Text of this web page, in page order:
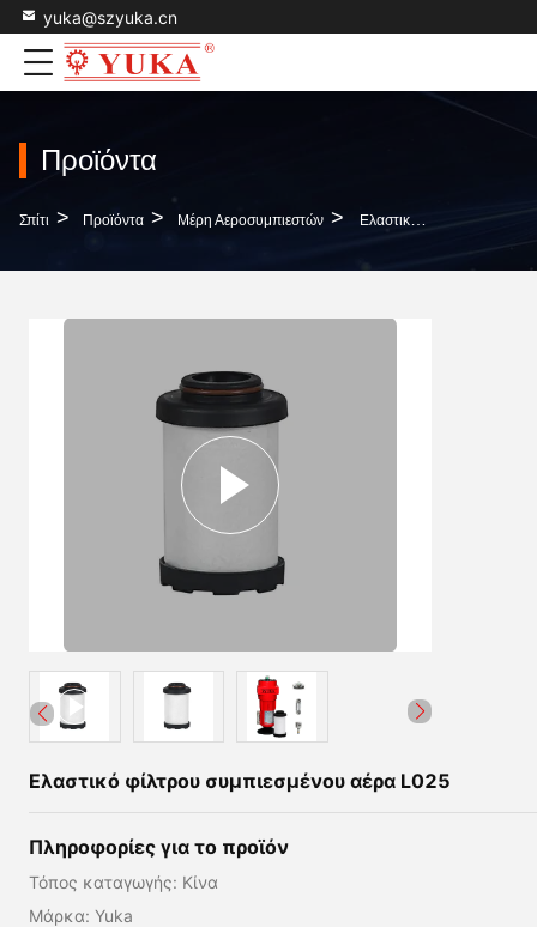
yuka@szyuka.cn
Προϊόντα
Σπίτι > Προϊόντα > Μέρη Αεροσυμπιεστών > Ελαστικό Φίλτρου Συμπιεσμένου Αέρα L025
Ελαστικό φίλτρου συμπιεσμένου αέρα L025
Πληροφορίες για το προϊόν
Τόπος καταγωγής: Κίνα
Μάρκα: Yuka